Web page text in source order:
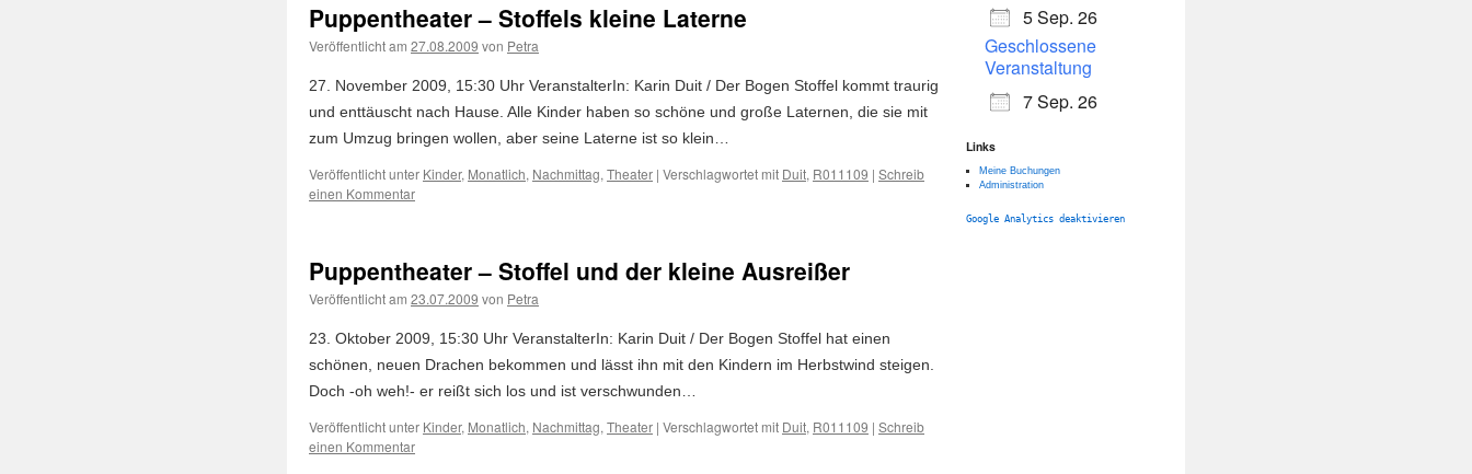
Puppentheater – Stoffels kleine Laterne
Veröffentlicht am 27.08.2009 von Petra
27. November 2009, 15:30 Uhr VeranstalterIn: Karin Duit / Der Bogen Stoffel kommt traurig
und enttäuscht nach Hause. Alle Kinder haben so schöne und große Laternen, die sie mit
zum Umzug bringen wollen, aber seine Laterne ist so klein…
Veröffentlicht unter Kinder, Monatlich, Nachmittag, Theater | Verschlagwortet mit Duit, R011109 | Schreib
einen Kommentar
Puppentheater – Stoffel und der kleine Ausreißer
Veröffentlicht am 23.07.2009 von Petra
23. Oktober 2009, 15:30 Uhr VeranstalterIn: Karin Duit / Der Bogen Stoffel hat einen
schönen, neuen Drachen bekommen und lässt ihn mit den Kindern im Herbstwind steigen.
Doch -oh weh!- er reißt sich los und ist verschwunden…
Veröffentlicht unter Kinder, Monatlich, Nachmittag, Theater | Verschlagwortet mit Duit, R011109 | Schreib
einen Kommentar
5 Sep. 26
Geschlossene
Veranstaltung
7 Sep. 26
Links
Meine Buchungen
Administration
Google Analytics deaktivieren